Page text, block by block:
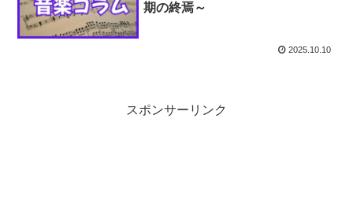
期の終焉～
2025.10.10
スポンサーリンク